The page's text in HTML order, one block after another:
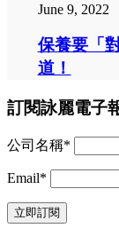
June 9, 2022
保養要「
道！
訂閱詠麗電子
公司名稱*
Email*